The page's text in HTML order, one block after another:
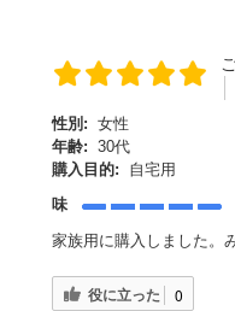
性別: 女性
年齢: 30代
購入目的:
自宅用
味
家族用に購入しました。
役に立った 0